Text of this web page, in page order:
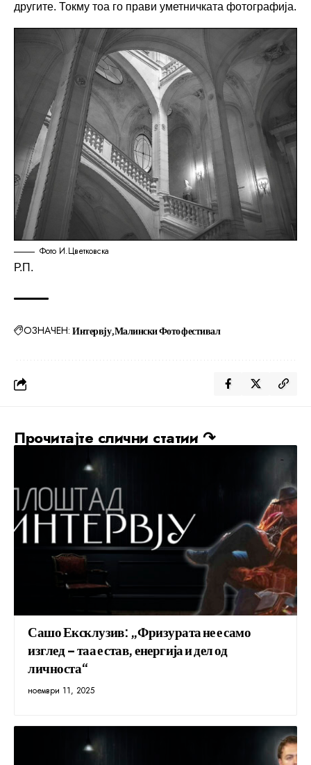
другите. Токму тоа го прави уметничката фотографија.
Фото И.Цветковска
Р.П.
ОЗНАЧЕН: Интервју Малински Фото фестивал
Прочитајте слични статии ↷
Сашо Ексклузив: „Фризурата не е само
изглед – таа е став, енергија и дел од
личноста“
ноември 11, 2025